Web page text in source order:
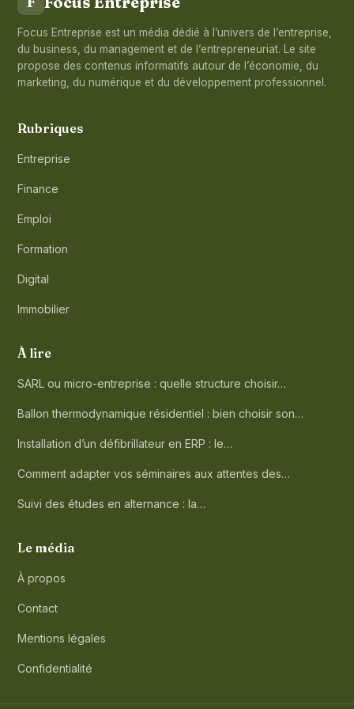
Focus Entreprise est un média dédié à l’univers de l’entreprise,
du business, du management et de l’entrepreneuriat. Le site
propose des contenus informatifs autour de l’économie, du
marketing, du numérique et du développement professionnel.
Rubriques
Entreprise
Finance
Emploi
Formation
Digital
Immobilier
À lire
SARL ou micro-entreprise : quelle structure choisir…
Ballon thermodynamique résidentiel : bien choisir son…
Installation d’un défibrillateur en ERP : le…
Comment adapter vos séminaires aux attentes des…
Suivi des études en alternance : la…
Le média
À propos
Contact
Mentions légales
Confidentialité